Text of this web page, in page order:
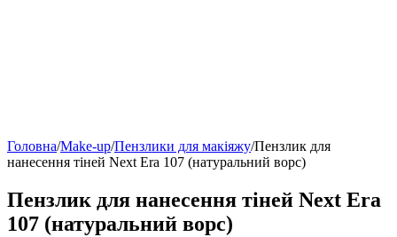
Головна/Make-up/Пензлики для макіяжу/Пензлик для
нанесення тіней Next Era 107 (натуральний ворс)
Пензлик для нанесення тіней Next Era
107 (натуральний ворс)